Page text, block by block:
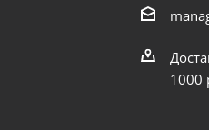
1000